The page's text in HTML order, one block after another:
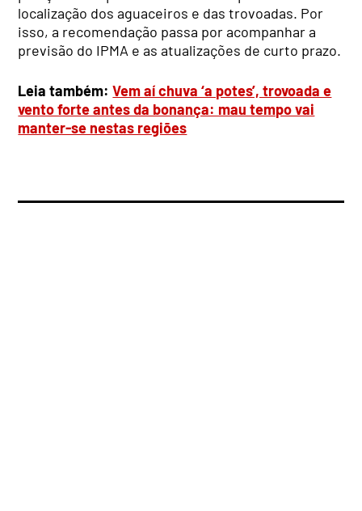
localização dos aguaceiros e das trovoadas. Por
isso, a recomendação passa por acompanhar a
previsão do IPMA e as atualizações de curto prazo.
Leia também:Vem aí chuva ‘a potes’, trovoada e
vento forte antes da bonança: mau tempo vai
manter-se nestas regiões